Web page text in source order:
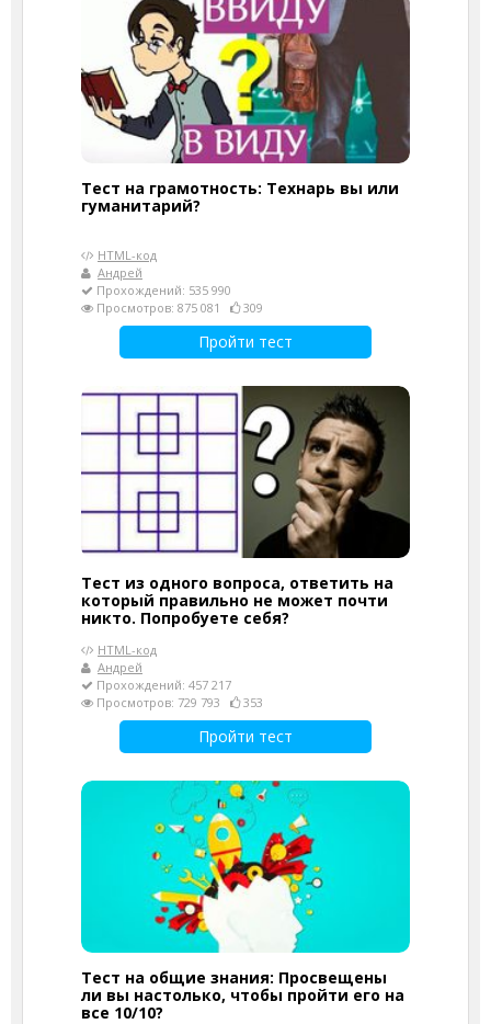
Тест на грамотность: Технарь вы или
гуманитарий?
HTML-код
Андрей
Прохождений: 535 990
Просмотров: 875 081
309
Пройти тест
Тест из одного вопроса, ответить на
который правильно не может почти
никто. Попробуете себя?
HTML-код
Андрей
Прохождений: 457 217
Просмотров: 729 793
353
Пройти тест
Тест на общие знания: Просвещены
ли вы настолько, чтобы пройти его на
все 10/10?